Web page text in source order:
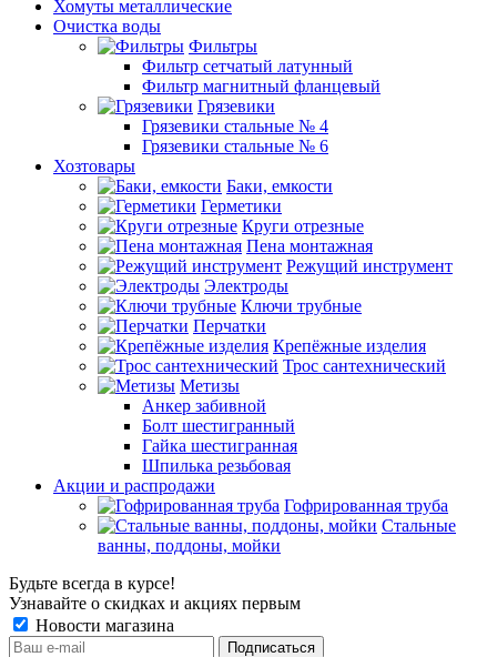
Хомуты металлические
Очистка воды
Фильтры
Фильтр сетчатый латунный
Фильтр магнитный фланцевый
Грязевики
Грязевики стальные № 4
Грязевики стальные № 6
Хозтовары
Баки, емкости
Герметики
Круги отрезные
Пена монтажная
Режущий инструмент
Электроды
Ключи трубные
Перчатки
Крепёжные изделия
Трос сантехнический
Метизы
Анкер забивной
Болт шестигранный
Гайка шестигранная
Шпилька резьбовая
Акции и распродажи
Гофрированная труба
Стальные
ванны, поддоны, мойки
Будьте всегда в курсе!
Узнавайте о скидках и акциях первым
Новости магазина